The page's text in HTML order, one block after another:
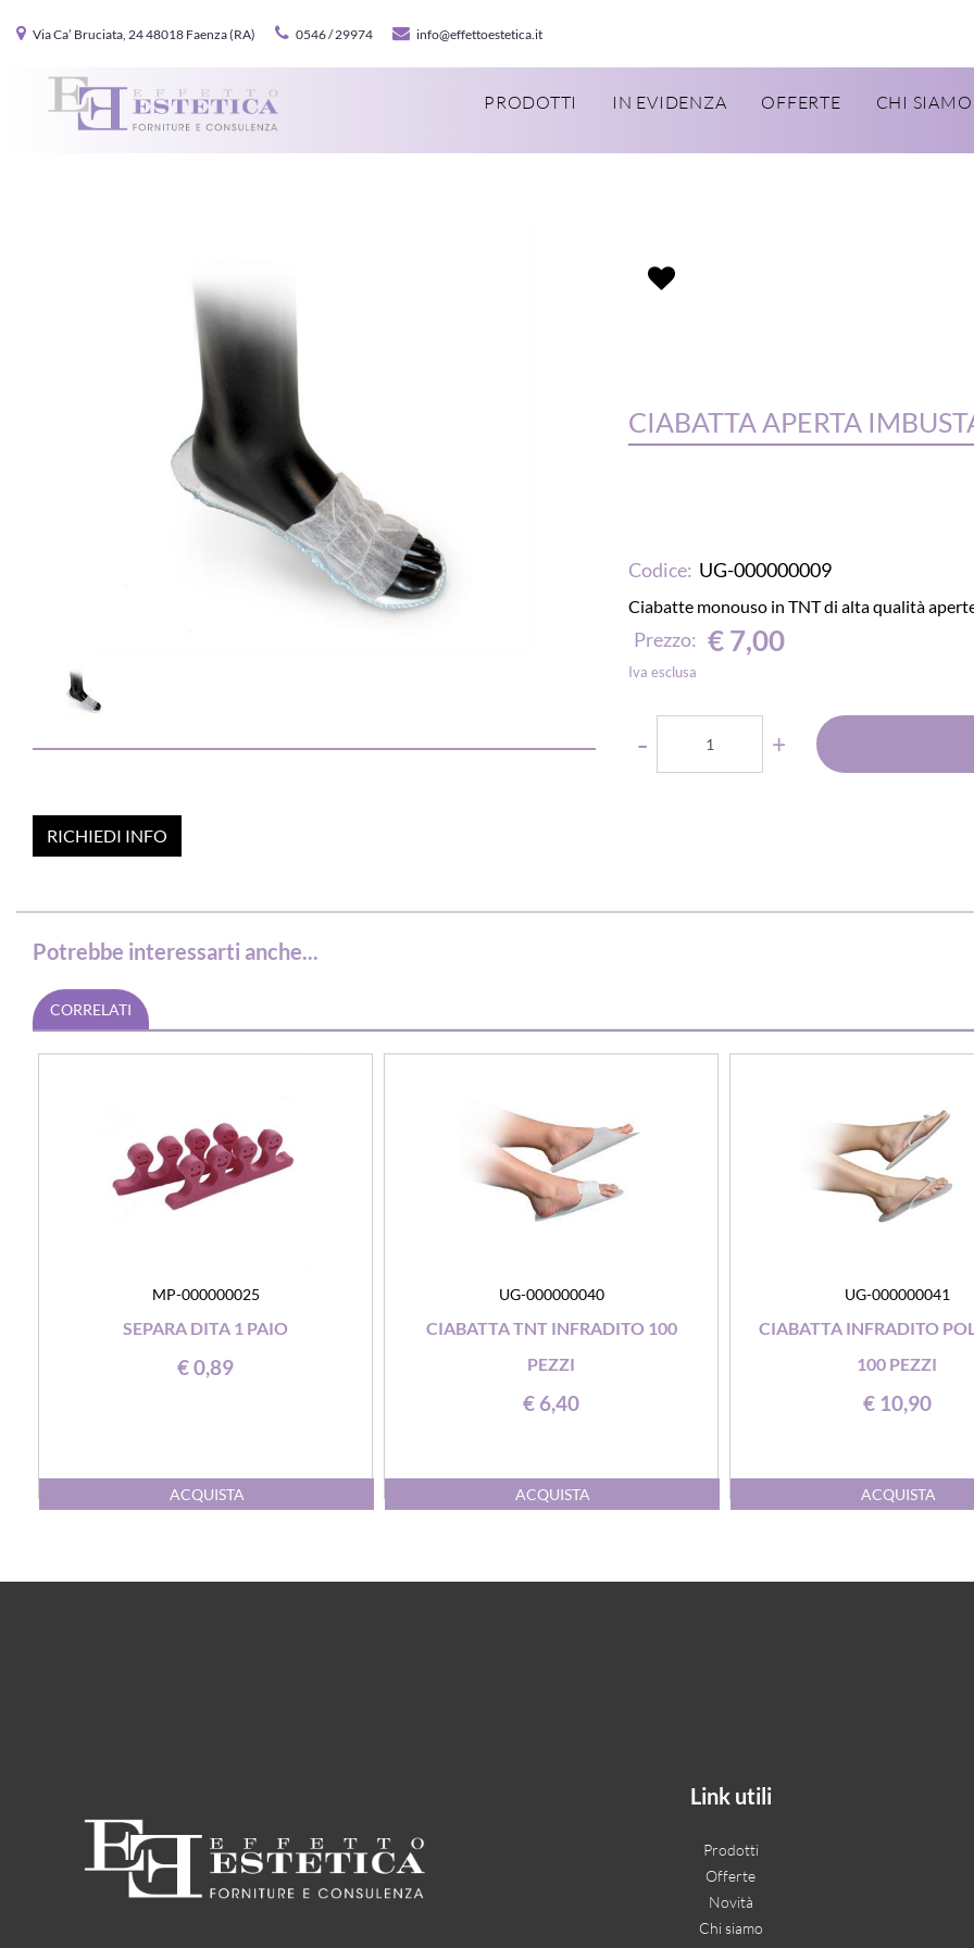
Via Ca’ Bruciata, 24 48018 Faenza (RA) 0546 / 29974 info@effettoestetica.it
PRODOTTI IN EVIDENZA OFFERTE CHI SIAMO
RICHIEDI INFO
CIABATTA APERTA
Codice: UG-000000009
Ciabatte monouso in TNT di alta qualità
Prezzo: € 7,00
Iva esclusa
Potrebbe interessarti anche...
CORRELATI
MP-000000025
SEPARA DITA 1 PAIO
€ 0,89
Quantità
ACQUISTA
UG-000000040
CIABATTA TNT INFRADITO 100
PEZZI
€ 6,40
Quantità
ACQUISTA
UG-000000041
CIABATTA INFRADITO
100 PEZZI
€ 10,90
Quantità
ACQUISTA
Link utili
Prodotti
Offerte
Novità
Chi siamo